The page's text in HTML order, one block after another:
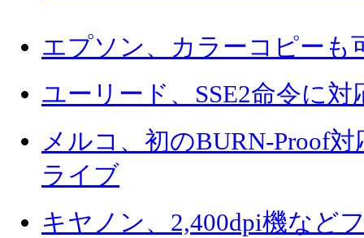
エプソン、カラーコピーも
ユーリード、SSE2命令に対
メルコ、初のBURN-Proof
ライブ
キヤノン、2,400dpi機など